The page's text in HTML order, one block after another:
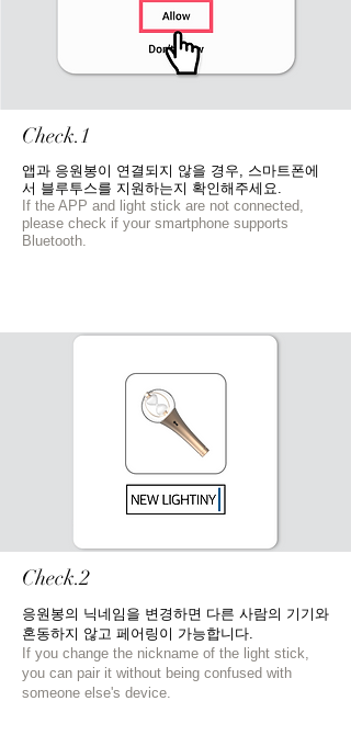
Check.1
앱과 응원봉이 연결되지 않을 경우, 스마트폰에
서 블루투스를 지원하는지 확인해주세요.
If the APP and light stick are not connected,
please check if your smartphone supports
Bluetooth.
Check.2
응원봉의 닉네임을 변경하면 다른 사람의 기기와
혼동하지 않고 페어링이 가능합니다.
If you change the nickname of the light stick,
you can pair it without being confused with
someone else's device.